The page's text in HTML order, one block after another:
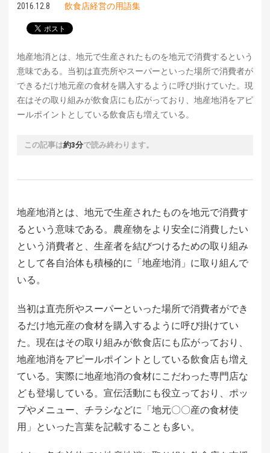
2016.12.8 飲食店経営の用語集
地産地消とは、地元で生産されたものを地元で消費するという
意味である。当初は直売所やスーパーといった場所で消費者が
できるだけ地元産の食材を購入するように呼び掛けていた。現
在はその取り組みが飲食店にも広がっており、地産地消をアピ
ールポイントとしている飲食店も増えている。
この記事は約3分で読み終わります。
地産地消とは、地元で生産されたものを地元で消費す
るという意味である。農産物をより安全に消費したい
という消費者と、生産者を結びつけるための取り組み
として各自治体も積極的に「地産地消」に取り組んで
いる。
当初は直売所やスーパーといった場所で消費者ができ
るだけ地元産の食材を購入するように呼び掛けてい
た。現在はその取り組みが飲食店にも広がっており、
地産地消をアピールポイントとしている飲食店も増え
ている。実際に地産地消の食材にこだわった専門店な
ども登場している。宣伝活動にも役立っており、ポッ
プやメニュー、チラシなどに「地元〇〇産の食材使
用」といった言葉を記載することも多い。